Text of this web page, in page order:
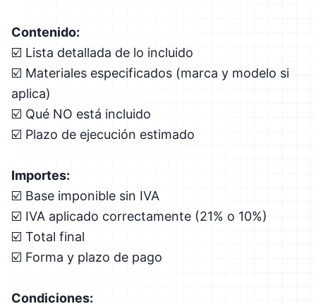
Contenido:
☑️ Lista detallada de lo incluido
☑️ Materiales especificados (marca y modelo si
aplica)
☑️ Qué NO está incluido
☑️ Plazo de ejecución estimado
Importes:
☑️ Base imponible sin IVA
☑️ IVA aplicado correctamente (21% o 10%)
☑️ Total final
☑️ Forma y plazo de pago
Condiciones: